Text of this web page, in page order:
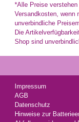
*Alle Preise
Versandkosten, wenn
unverbindliche
Die
Shop sind
Impressum
AGB
Datenschutz
Hinweise zur